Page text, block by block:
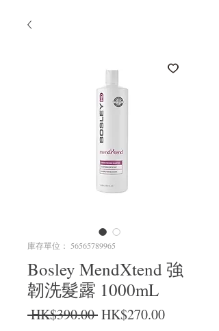
庫存單位： 56565789965
Bosley MendXtend 強
韌洗髮露 1000mL
HK$390.00 一般價格
HK$270.00促銷價格